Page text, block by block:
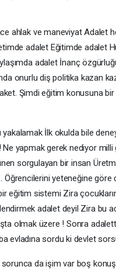
ahlak ve maneviyat Adalet
adalet Eğitimde adalet
adalet İnanç
onurlu diş politika kazan
Şimdi eğitim konusuna
yakalamak İlk okulda bile
Ne yapmak gerek nediyor
sorgulayan bir insan
Öğrencilerini yeteneğine göre
eğitim sistemi Zira
adalet deyil Zira bu
olmak üzere ! Sonra
evladına sordu ki devlet
da işim var boş